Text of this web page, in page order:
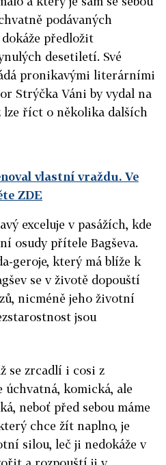
podávaných
předložit
desetiletí. Své
pronikavými literárními
Strýčka Váni by vydal na
lze říct o několika dalších
vlastní vraždu. Ve
ZDE
exceluje v pasážích, kde
osudy přítele Bagševa.
geroje, který má blíže k
se v životě dopouští
nicméně jeho životní
jsou
se zrcadlí i cosi z
úchvatná, komická, ale
neboť před sebou máme
chce žít naplno, je
silou, leč ji nedokáže v